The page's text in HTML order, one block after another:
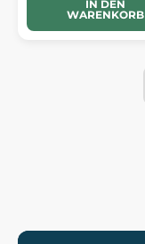
IN DEN
WARENKORB